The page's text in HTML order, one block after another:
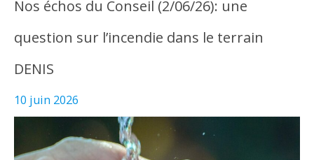
Nos échos du Conseil (2/06/26): une
question sur l’incendie dans le terrain
DENIS
10 juin 2026